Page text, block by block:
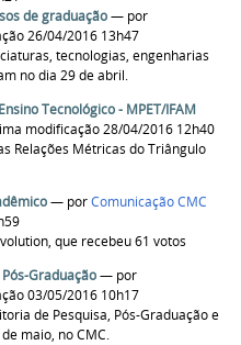
de graduação— por
26/04/2016 13h47
tecnologias, engenharias
no dia 29 de abril.
Tecnológico - MPET/IFAM
modificação 28/04/2016 12h40
Relações Métricas do Triângulo
— porComunicação CMC
que recebeu 61 votos
Graduação— por
03/05/2016 10h17
de Pesquisa, Pós-Graduação e
maio, no CMC.